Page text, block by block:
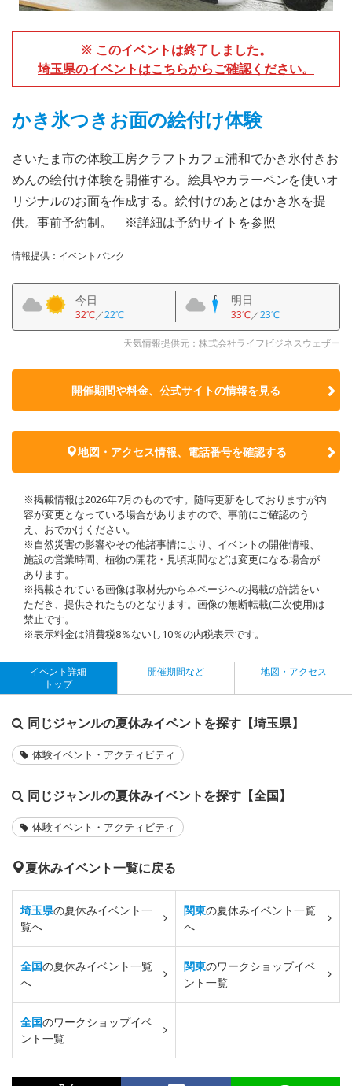
※ このイベントは終了しました。
埼玉県のイベントはこちらからご確認ください。
かき氷つきお面の絵付け体験
さいたま市の体験工房クラフトカフェ浦和でかき氷付きお
めんの絵付け体験を開催する。絵具やカラーペンを使いオ
リジナルのお面を作成する。絵付けのあとはかき氷を提
供。事前予約制。 ※詳細は予約サイトを参照
情報提供：イベントバンク
今日
32℃／22℃
明日
33℃／23℃
天気情報提供元：株式会社ライフビジネスウェザー
開催期間や料金、公式サイトの情報を見る
地図・アクセス情報、電話番号を確認する
※掲載情報は2026年7月のものです。随時更新をしておりますが内
容が変更となっている場合がありますので、事前にご確認のう
え、おでかけください。
※自然災害の影響やその他諸事情により、イベントの開催情報、
施設の営業時間、植物の開花・見頃期間などは変更になる場合が
あります。
※掲載されている画像は取材先から本ページへの掲載の許諾をい
ただき、提供されたものとなります。画像の無断転載(二次使用)は
禁止です。
※表示料金は消費税8％ないし10％の内税表示です。
イベント詳細
トップ
開催期間など 地図・アクセス
同じジャンルの夏休みイベントを探す【埼玉県】
体験イベント・アクティビティ
同じジャンルの夏休みイベントを探す【全国】
体験イベント・アクティビティ
夏休みイベント一覧に戻る
埼玉県の夏休みイベント一
覧へ
関東の夏休みイベント一覧
へ
全国の夏休みイベント一覧
へ
関東のワークショップイベ
ント一覧
全国のワークショップイベ
ント一覧